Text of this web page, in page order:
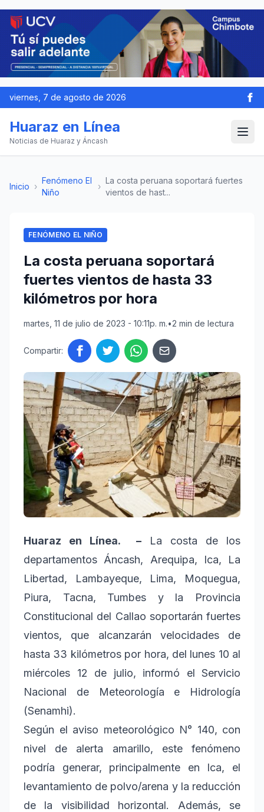
viernes, 7 de agosto de 2026
Huaraz en Línea
Noticias de Huaraz y Áncash
Inicio ›
Fenómeno El
Niño
›
La costa peruana soportará fuertes
vientos de hast...
FENÓMENO EL NIÑO
La costa peruana soportará
fuertes vientos de hasta 33
kilómetros por hora
martes, 11 de julio de 2023 - 10:11p. m.•2 min de lectura
Compartir:
Huaraz en Línea. – La costa de los
departamentos Áncash, Arequipa, Ica, La
Libertad, Lambayeque, Lima, Moquegua,
Piura, Tacna, Tumbes y la Provincia
Constitucional del Callao soportarán fuertes
vientos, que alcanzarán velocidades de
hasta 33 kilómetros por hora, del lunes 10 al
miércoles 12 de julio, informó el Servicio
Nacional de Meteorología e Hidrología
(Senamhi).
Según el aviso meteorológico N° 140, con
nivel de alerta amarillo, este fenómeno
podría generar, principalmente en Ica, el
levantamiento de polvo/arena y la reducción
de la visibilidad horizontal. Además, se